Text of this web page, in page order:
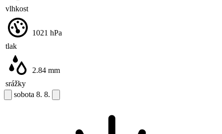
vlhkost
tlak
1021 hPa
srážky
2.84 mm
sobota 8. 8.